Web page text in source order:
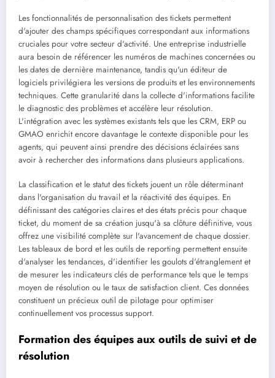
Les fonctionnalités de personnalisation des tickets permettent
d'ajouter des champs spécifiques correspondant aux informations
cruciales pour votre secteur d'activité. Une entreprise industrielle
aura besoin de référencer les numéros de machines concernées ou
les dates de dernière maintenance, tandis qu'un éditeur de
logiciels privilégiera les versions de produits et les environnements
techniques. Cette granularité dans la collecte d'informations facilite
le diagnostic des problèmes et accélère leur résolution.
L'intégration avec les systèmes existants tels que les CRM, ERP ou
GMAO enrichit encore davantage le contexte disponible pour les
agents, qui peuvent ainsi prendre des décisions éclairées sans
avoir à rechercher des informations dans plusieurs applications.
La classification et le statut des tickets jouent un rôle déterminant
dans l'organisation du travail et la réactivité des équipes. En
définissant des catégories claires et des états précis pour chaque
ticket, du moment de sa création jusqu'à sa clôture définitive, vous
offrez une visibilité complète sur l'avancement de chaque dossier.
Les tableaux de bord et les outils de reporting permettent ensuite
d'analyser les tendances, d'identifier les goulots d'étranglement et
de mesurer les indicateurs clés de performance tels que le temps
moyen de résolution ou le taux de satisfaction client. Ces données
constituent un précieux outil de pilotage pour optimiser
continuellement vos processus support.
Formation des équipes aux outils de suivi et de
résolution